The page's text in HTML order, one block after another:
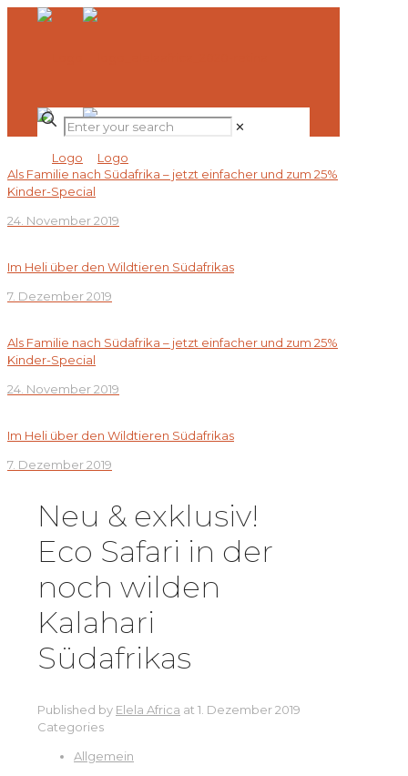
✕
Als Familie nach Südafrika – jetzt einfacher und zum 25%
Kinder-Special
24. November 2019
Im Heli über den Wildtieren Südafrikas
7. Dezember 2019
Als Familie nach Südafrika – jetzt einfacher und zum 25%
Kinder-Special
24. November 2019
Im Heli über den Wildtieren Südafrikas
7. Dezember 2019
Neu & exklusiv!
Eco Safari in der
noch wilden
Kalahari
Südafrikas
Published by Elela Africa at 1. Dezember 2019
Categories
Allgemein